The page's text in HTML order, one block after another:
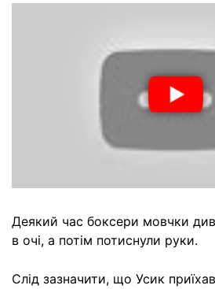
Деякий час боксери мовчки
в очі, а потім потиснули руки.
Слід зазначити, що Усик